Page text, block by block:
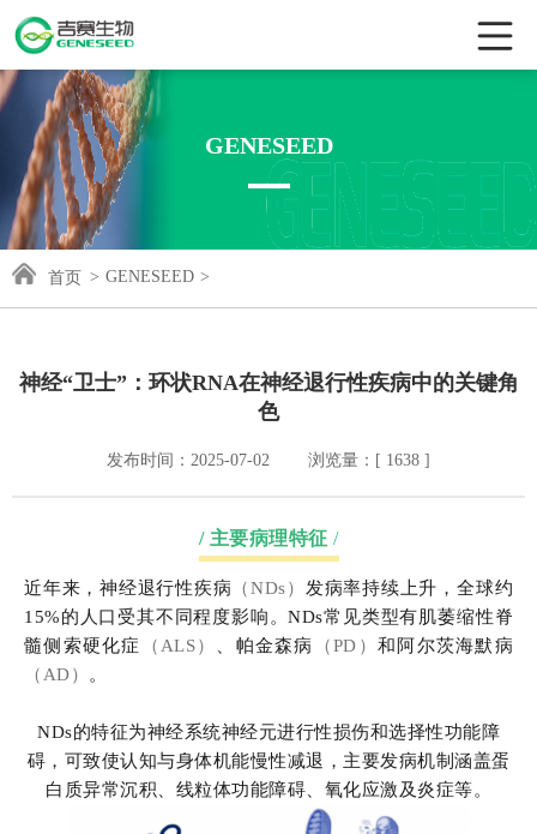
GENESEED
首页 > GENESEED >
神经“卫士”：环状RNA在神经退行性疾病中的关键角
色
发布时间：2025-07-02 浏览量：[ 1638 ]
/ 主要病理特征 /
近年来，神经退行性疾病 （NDs） 发病率持续上升，全球约
15%的人口受其不同程度影响。NDs常见类型有肌萎缩性脊
髓侧索硬化症
（ALS） 、帕金森病 （PD） 和阿尔茨海默病
（AD）
。
NDs的特征为神经系统神经元进行性损伤和选择性功能障
碍，可致使认知与身体机能慢性减退，主要发病机制涵盖蛋
白质异常沉积、线粒体功能障碍、氧化应激及炎症等。